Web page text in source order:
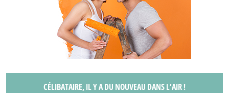
CÉLIBATAIRE, IL Y A DU NOUVEAU DANS L’AIR !